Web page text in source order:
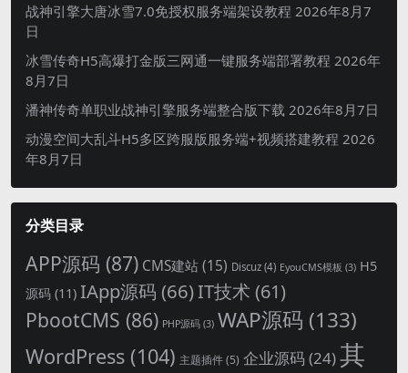
战神引擎大唐冰雪7.0免授权服务端架设教程 2026年8月7
日
冰雪传奇H5高爆打金版三网通一键服务端部署教程 2026年
8月7日
潘神传奇单职业战神引擎服务端整合版下载 2026年8月7日
动漫空间大乱斗H5多区跨服版服务端+视频搭建教程 2026
年8月7日
分类目录
APP源码 (87) CMS建站 (15) Discuz (4) EyouCMS模板 (3) H5
源码 (11) IApp源码 (66)IT技术 (61)
PbootCMS (86) PHP源码 (3) WAP源码 (133)
WordPress (104) 主题插件(5) 企业源码 (24)其